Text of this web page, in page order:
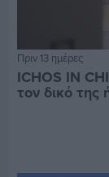
Πριν 13 ημέρες
ICHOS IN
τον δικό της